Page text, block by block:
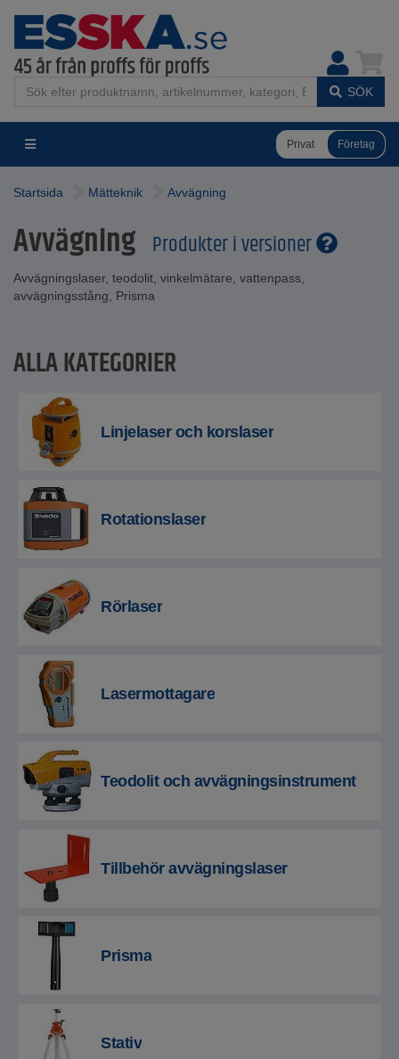
SÖK
Privat Företag
Startsida Mätteknik Avvägning
Avvägning Produkter i versioner
Avvägningslaser, teodolit, vinkelmätare, vattenpass,
avvägningsstång, Prisma
ALLA KATEGORIER
Linjelaser och korslaser
Rotationslaser
Rörlaser
Lasermottagare
Teodolit och avvägningsinstrument
Tillbehör avvägningslaser
Prisma
Stativ